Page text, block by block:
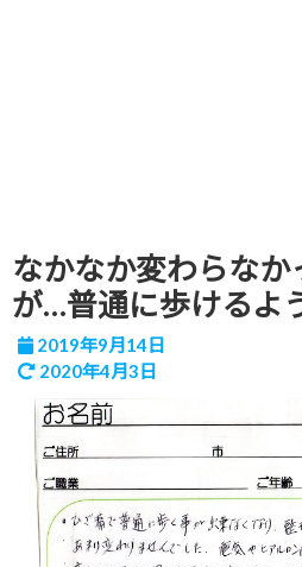
なかなか変わらな
が…普通に歩けるよ
2019年9月14日
2020年4月3日